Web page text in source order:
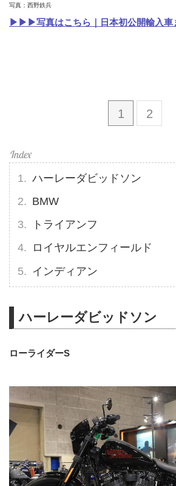
写真：西野鉄兵
▶▶▶写真はこちら｜日本初公開輸入車
1 2
ハーレーダビッドソン
BMW
トライアンフ
ロイヤルエンフィールド
インディアン
ハーレーダビッドソン
ローライダーS